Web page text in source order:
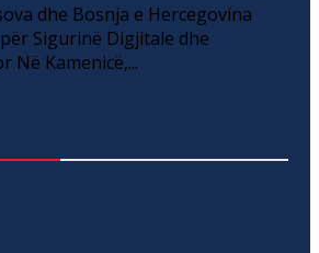
dhe Bosnja e Hercegovina
Sigurinë Digjitale dhe
Në Kamenicë,...